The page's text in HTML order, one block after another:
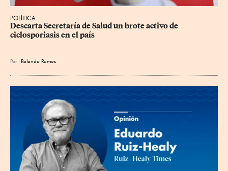
POLÍTICA
Descarta Secretaría de Salud un brote activo de
ciclosporiasis en el país
Por Rolando Ramos